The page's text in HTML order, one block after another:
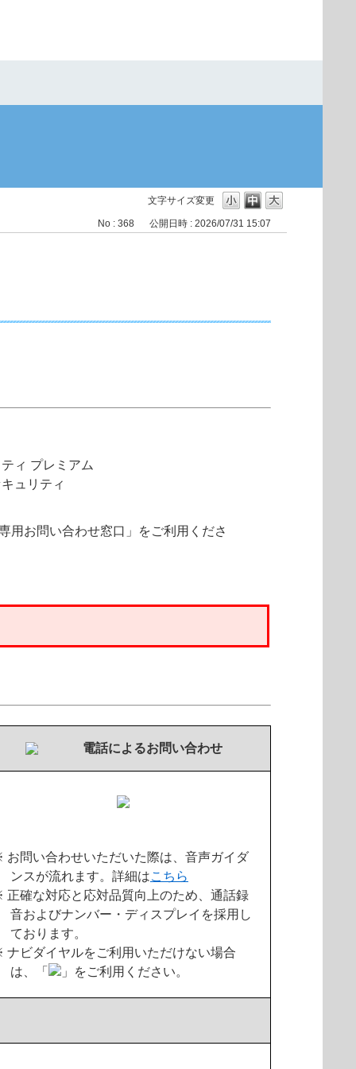
文字サイズ変更
No : 368 公開日時 : 2026/07/31 15:07
ィ プレミアム
ュリティ
用お問い合わせ窓口」をご利用くださ
電話によるお問い合わせ
問い合わせいただいた際は、音声ガイダ
ンスが流れます。詳細はこちら
確な対応と応対品質向上のため、通話録
音およびナンバー・ディスプレイを採用し
ております。
ビダイヤルをご利用いただけない場合
は、「
」をご利用ください。